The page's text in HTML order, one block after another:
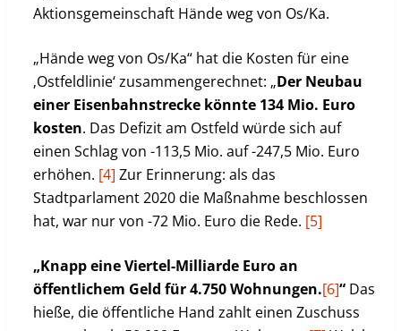
Aktionsgemeinschaft Hände weg von Os/Ka.
„Hände weg von Os/Ka“ hat die Kosten für eine
‚Ostfeldlinie‘ zusammengerechnet: „Der Neubau
einer Eisenbahnstrecke könnte 134 Mio. Euro
kosten. Das Defizit am Ostfeld würde sich auf
einen Schlag von -113,5 Mio. auf -247,5 Mio. Euro
erhöhen. [4] Zur Erinnerung: als das
Stadtparlament 2020 die Maßnahme beschlossen
hat, war nur von -72 Mio. Euro die Rede. [5]
„Knapp eine Viertel-Milliarde Euro an
öffentlichem Geld für 4.750 Wohnungen.[6]“Das
hieße, die öffentliche Hand zahlt einen Zuschuss